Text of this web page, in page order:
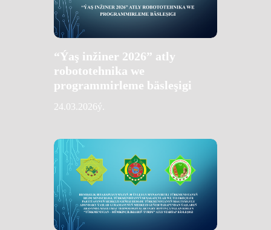
“Ýaş inžiner 2026” atly
robototehnika we
programmirleme bäsleşigi
24.03.2026ý.